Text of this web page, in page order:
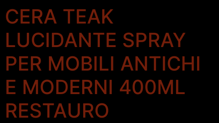
CERA TEAK
LUCIDANTE SPRAY
PER MOBILI ANTICHI
E MODERNI 400ML
RESTAURO